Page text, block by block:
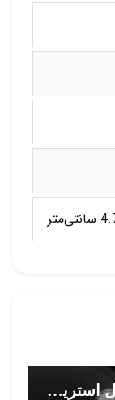
پروژه امپلی فایر صوتی دو کانال استریو با TDA2030